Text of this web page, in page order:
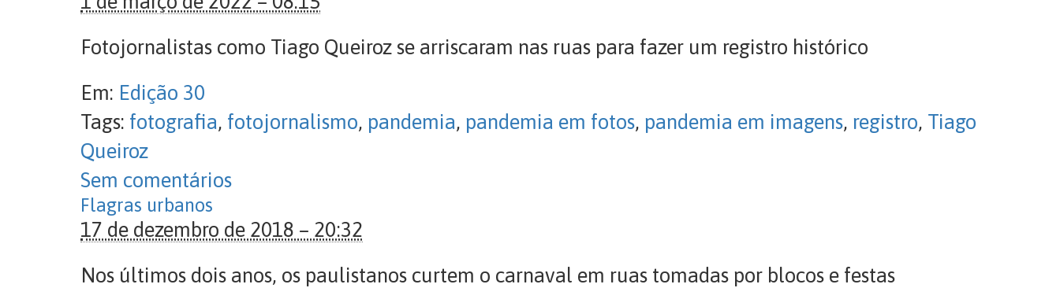
Fotojornalistas como Tiago Queiroz se arriscaram nas ruas para fazer um registro histórico
Em: Edição 30
Tags: fotografia, fotojornalismo, pandemia, pandemia em fotos, pandemia em imagens, registro, Tiago
Queiroz
Sem comentários
Flagras urbanos
17 de dezembro de 2018 – 20:32
Nos últimos dois anos, os paulistanos curtem o carnaval em ruas tomadas por blocos e festas